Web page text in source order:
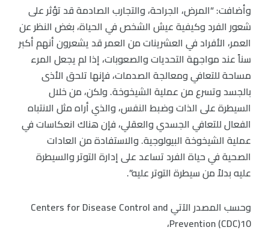
وأضافت: “المرض، الجراحة، والتجارب الصادمة قد تؤثر على
شعور الفرد وكيفية عيش الشخص في الحياة، بغض النظر عن
العمر، الأفراد في العشرينات من العمر قد يشعرون أنهم أكبر
سناً عند مواجهة التحديات والصعوبات، إذا لم يجعل المرء
مساحة للتعافي ومعالجة الصدمات، فإنها تلحق الأذى
بالجسد وتسرع من عملية الشيخوخة. ولكن، من خلال
السيطرة على الذات وضبط النفس، والذي أراه مثل الانتباه
الفعال للتعافي الجسدي والعقلي، فإن هناك انعكاسات في
عملية الشيخوخة البيولوجية. والاستفادة من العادات
الصحية في حياة الفرد تساعد على إدارة التوتر والسيطرة
عليه بدلاً من سيطرة التوتر عليه”.
وحسب المصدر الآتي Centers for Disease Control and
Prevention (CDC)10،